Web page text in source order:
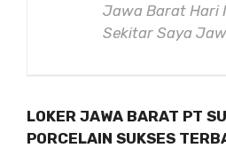
Jawa Barat Hari
Sekitar Saya
LOKER JAWA BARAT PT
PORCELAIN SUKSES